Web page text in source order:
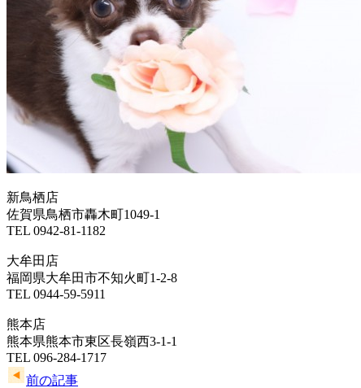
新鳥栖店
佐賀県鳥栖市轟木町1049-1
TEL 0942-81-1182
大牟田店
福岡県大牟田市不知火町1-2-8
TEL 0944-59-5911
熊本店
熊本県熊本市東区長嶺西3-1-1
TEL 096-284-1717
前の記事